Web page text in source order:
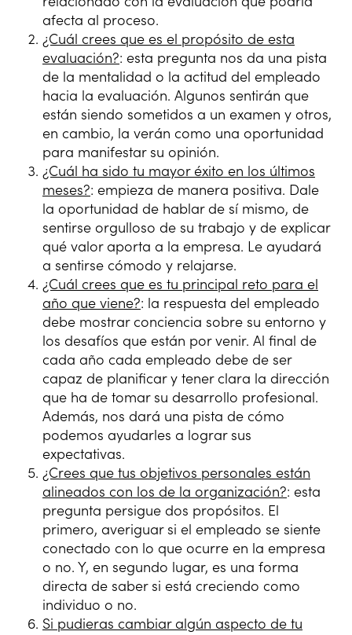
afecta al proceso.
¿Cuál crees que es el propósito de esta
evaluación?: esta pregunta nos da una pista
de la mentalidad o la actitud del empleado
hacia la evaluación. Algunos sentirán que
están siendo sometidos a un examen y otros,
en cambio, la verán como una oportunidad
para manifestar su opinión.
¿Cuál ha sido tu mayor éxito en los últimos
meses?: empieza de manera positiva. Dale
la oportunidad de hablar de sí mismo, de
sentirse orgulloso de su trabajo y de explicar
qué valor aporta a la empresa. Le ayudará
a sentirse cómodo y relajarse.
¿Cuál crees que es tu principal reto para el
año que viene?: la respuesta del empleado
debe mostrar conciencia sobre su entorno y
los desafíos que están por venir. Al final de
cada año cada empleado debe de ser
capaz de planificar y tener clara la dirección
que ha de tomar su desarrollo profesional.
Además, nos dará una pista de cómo
podemos ayudarles a lograr sus
expectativas.
¿Crees que tus objetivos personales están
alineados con los de la organización?: esta
pregunta persigue dos propósitos. El
primero, averiguar si el empleado se siente
conectado con lo que ocurre en la empresa
o no. Y, en segundo lugar, es una forma
directa de saber si está creciendo como
individuo o no.
Si pudieras cambiar algún aspecto de tu